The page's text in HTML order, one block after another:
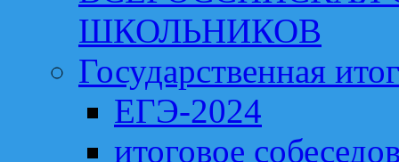
ШКОЛЬНИКОВ
Государственная
ЕГЭ-2024
итоговое